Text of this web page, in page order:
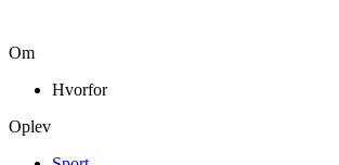
Om
Hvorfor
Oplev